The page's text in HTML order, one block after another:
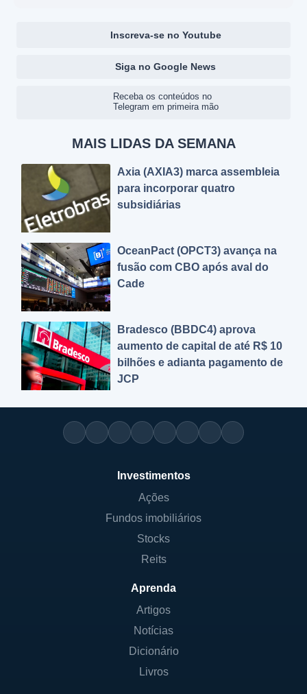
Inscreva-se no Youtube
Siga no Google News
Receba os conteúdos no
Telegram em primeira mão
MAIS LIDAS DA SEMANA
Axia (AXIA3) marca assembleia
para incorporar quatro
subsidiárias
OceanPact (OPCT3) avança na
fusão com CBO após aval do
Cade
Bradesco (BBDC4) aprova
aumento de capital de até R$ 10
bilhões e adianta pagamento de
JCP
Investimentos
Ações
Fundos imobiliários
Stocks
Reits
Aprenda
Artigos
Notícias
Dicionário
Livros